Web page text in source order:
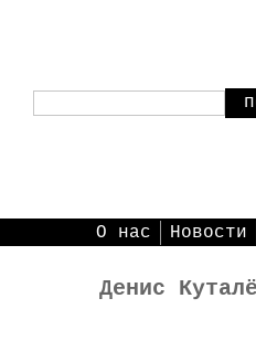
О нас Новости
Денис